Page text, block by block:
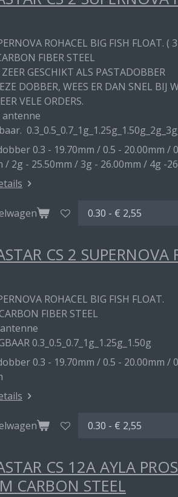
ROHACEL BIG FISH FLOAT.
FIBER STEEL
GESCHIKT ALS PASTADOBBER
DOBBER, WEES ER DAN SNEL BIJ
VELE ORDERS.
antenne
0.3 - 19.70mm / 0.5 - 20.00mm /
/ 2g - 25.50mm / 3g - 26.00mm / 4g -
CS 2 SUPERNOVA
ROHACEL BIG FISH FLOAT.
FIBER STEEL
0.3_0.5_0.7_1g_1.25g_1.50g
0.3 - 19.70mm / 0.5 - 20.00mm /
CS 12A AYLA
CARBON STEEL